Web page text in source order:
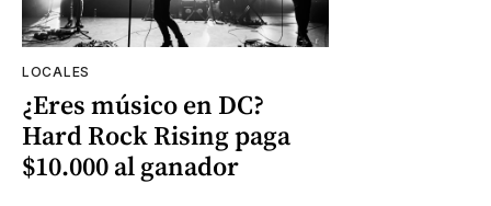
LOCALES
¿Eres músico en DC?
Hard Rock Rising paga
$10.000 al ganador